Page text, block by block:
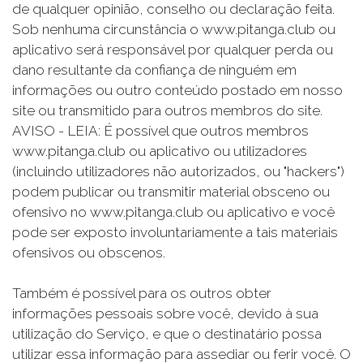
de qualquer opinião, conselho ou declaração feita.
Sob nenhuma circunstância o www.pitanga.club ou
aplicativo será responsável por qualquer perda ou
dano resultante da confiança de ninguém em
informações ou outro conteúdo postado em nosso
site ou transmitido para outros membros do site.
AVISO - LEIA: É possível que outros membros
www.pitanga.club ou aplicativo ou utilizadores
(incluindo utilizadores não autorizados, ou "hackers")
podem publicar ou transmitir material obsceno ou
ofensivo no www.pitanga.club ou aplicativo e você
pode ser exposto involuntariamente a tais materiais
ofensivos ou obscenos.
Também é possível para os outros obter
informações pessoais sobre você, devido à sua
utilização do Serviço, e que o destinatário possa
utilizar essa informação para assediar ou ferir você. O